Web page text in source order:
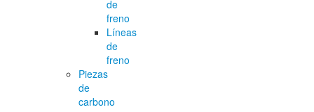
de
freno
Líneas
de
freno
Piezas
de
carbono